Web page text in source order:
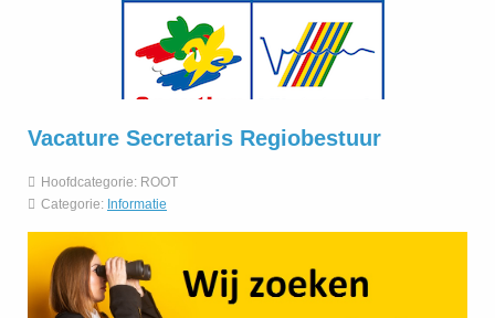
Vacature Secretaris Regiobestuur
Hoofdcategorie: ROOT
Categorie: Informatie